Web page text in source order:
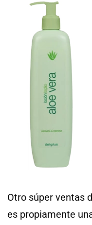
Otro súper ventas
es propiamente